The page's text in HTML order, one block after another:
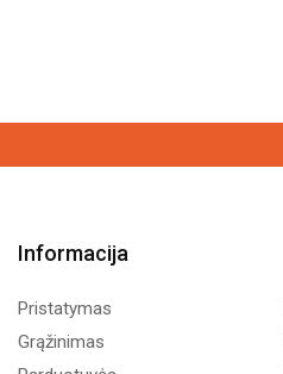
Informacija
Pristatymas
Grąžinimas